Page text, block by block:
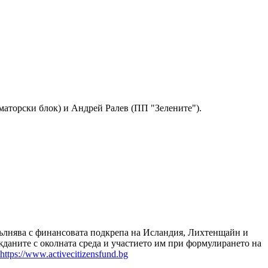
блок) и Андрей Ралев (ПП "Зелените").
с финансовата подкрепа на Исландия, Лихтенщайн и
с околната среда и участието им при формулирането на
https://www.activecitizensfund.bg